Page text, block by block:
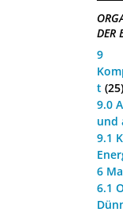
DER
9
t (25)
9.0
und
9.1
6
6.1